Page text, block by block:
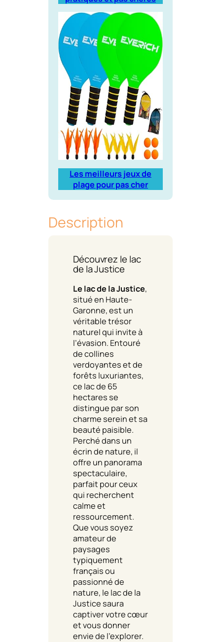
Les meilleurs jeux de
plage pour pas cher
Description
Découvrez le lac
de la Justice
Le lac de la Justice,
situé en Haute-
Garonne, est un
véritable trésor
naturel qui invite à
l’évasion. Entouré
de collines
verdoyantes et de
forêts luxuriantes,
ce lac de 65
hectares se
distingue par son
charme serein et sa
beauté paisible.
Perché dans un
écrin de nature, il
offre un panorama
spectaculaire,
parfait pour ceux
qui recherchent
calme et
ressourcement.
Que vous soyez
amateur de
paysages
typiquement
français ou
passionné de
nature, le lac de la
Justice saura
captiver votre cœur
et vous donner
envie de l’explorer.